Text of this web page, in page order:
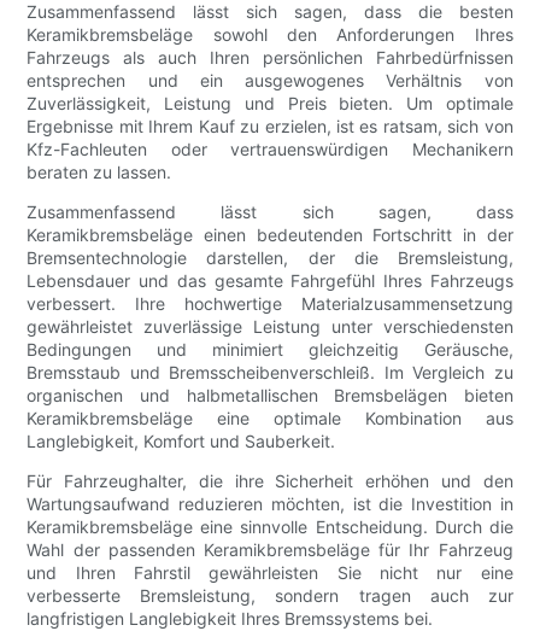
Zusammenfassend lässt sich sagen, dass die besten
Keramikbremsbeläge sowohl den Anforderungen Ihres
Fahrzeugs als auch Ihren persönlichen Fahrbedürfnissen
entsprechen und ein ausgewogenes Verhältnis von
Zuverlässigkeit, Leistung und Preis bieten. Um optimale
Ergebnisse mit Ihrem Kauf zu erzielen, ist es ratsam, sich von
Kfz-Fachleuten oder vertrauenswürdigen Mechanikern
beraten zu lassen.
Zusammenfassend lässt sich sagen, dass
Keramikbremsbeläge einen bedeutenden Fortschritt in der
Bremsentechnologie darstellen, der die Bremsleistung,
Lebensdauer und das gesamte Fahrgefühl Ihres Fahrzeugs
verbessert. Ihre hochwertige Materialzusammensetzung
gewährleistet zuverlässige Leistung unter verschiedensten
Bedingungen und minimiert gleichzeitig Geräusche,
Bremsstaub und Bremsscheibenverschleiß. Im Vergleich zu
organischen und halbmetallischen Bremsbelägen bieten
Keramikbremsbeläge eine optimale Kombination aus
Langlebigkeit, Komfort und Sauberkeit.
Für Fahrzeughalter, die ihre Sicherheit erhöhen und den
Wartungsaufwand reduzieren möchten, ist die Investition in
Keramikbremsbeläge eine sinnvolle Entscheidung. Durch die
Wahl der passenden Keramikbremsbeläge für Ihr Fahrzeug
und Ihren Fahrstil gewährleisten Sie nicht nur eine
verbesserte Bremsleistung, sondern tragen auch zur
langfristigen Langlebigkeit Ihres Bremssystems bei.